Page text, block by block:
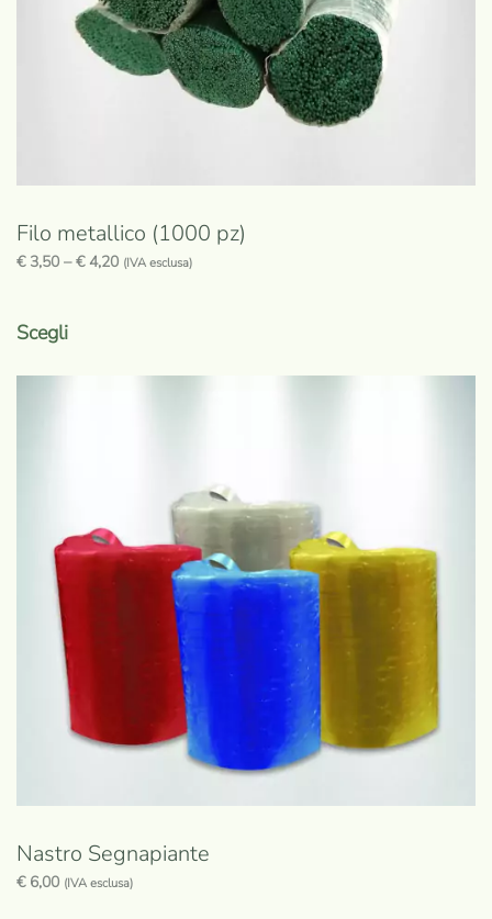
pagina
del
prodotto
Filo metallico (1000 pz)
€3,50 –€4,20 (IVA esclusa)
Scegliprodotto
essere
scelte
pagina
del
prodotto
Nastro Segnapiante
€6,00 (IVA esclusa)